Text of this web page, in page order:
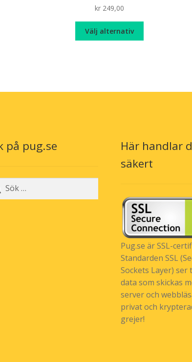
kr249,00
Välj alternativ
De
på
på pug.se
Här handlar
säkert
Pug.se är SSL-
Standarden SSL
Sockets Layer) ser
data som skickas
server och
privat och
grejer!